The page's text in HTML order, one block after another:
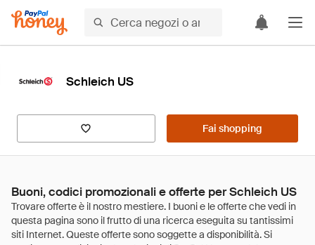
Schleich US
Fai shopping
Buoni, codici promozionali e offerte per Schleich US